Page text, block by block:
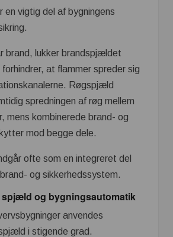
en vigtig del af bygningens
brand, lukker brandspjældet
at flammer spreder sig
Røgspjæld
spredningen af røg mellem
mens kombinerede brand- og
mod begge dele.
ofte som en integreret del
og sikkerhedssystem.
spjæld og bygningsautomatik
anvendes
i stigende grad.